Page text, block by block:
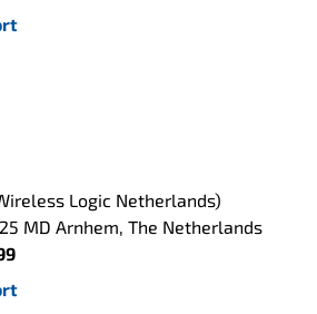
Logic Netherlands)
MD Arnhem, The Netherlands